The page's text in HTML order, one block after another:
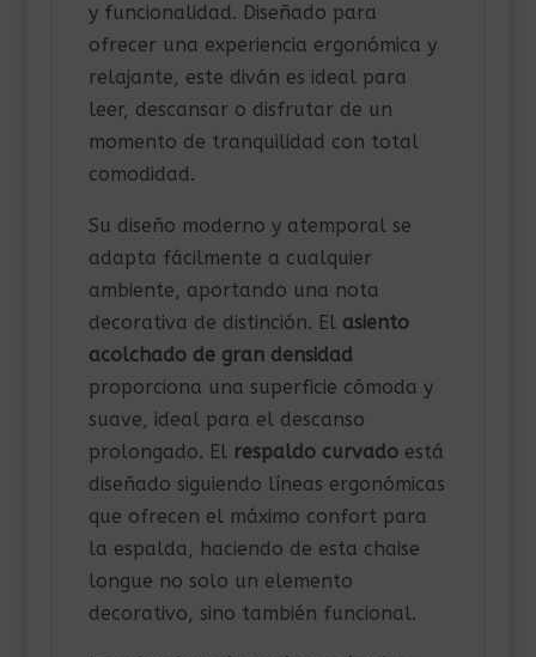
y funcionalidad. Diseñado para
ofrecer una experiencia ergonómica y
relajante, este diván es ideal para
leer, descansar o disfrutar de un
momento de tranquilidad con total
comodidad.
Su diseño moderno y atemporal se
adapta fácilmente a cualquier
ambiente, aportando una nota
decorativa de distinción. El asiento
acolchado de gran densidad
proporciona una superficie cómoda y
suave, ideal para el descanso
prolongado. El respaldo curvadoestá
diseñado siguiendo líneas ergonómicas
que ofrecen el máximo confort para
la espalda, haciendo de esta chaise
longue no solo un elemento
decorativo, sino también funcional.